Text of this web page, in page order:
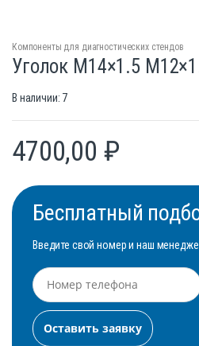
Компоненты для диагностических стендов
Уголок М14×1.5
В наличии: 7
4700,00 ₽
Бесплатный
Введите свой номер и наш